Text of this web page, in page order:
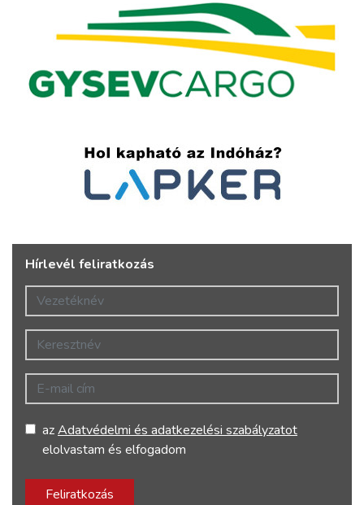
Hírlevél feliratkozás
Vezetéknév
Keresztnév
E-mail cím
azAdatvédelmi és adatkezelési szabályzatot
elolvastam és elfogadom
Feliratkozás